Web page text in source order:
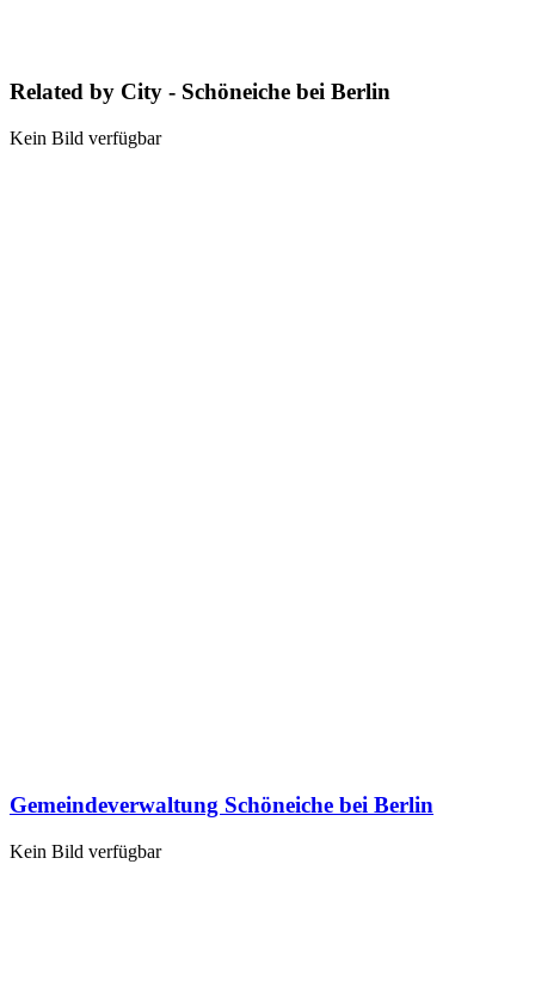
Related by City - Schöneiche bei Berlin
Kein Bild verfügbar
Gemeindeverwaltung Schöneiche bei Berlin
Kein Bild verfügbar